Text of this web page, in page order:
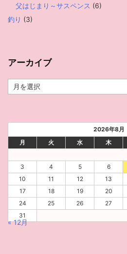
父はじまり～サスペンス (6)
釣り (3)
アーカイブ
ー
ブ
2026年8月
月
火 水 木
3
4 5 6
10
11 12 13
17
18 19 20
24
25 26 27
31
« 12月